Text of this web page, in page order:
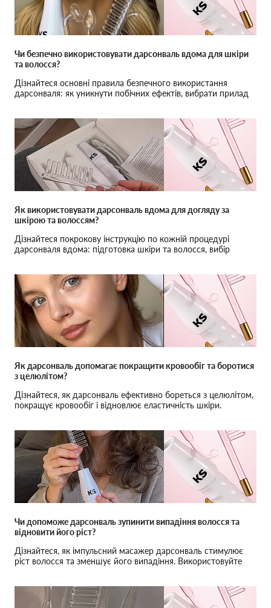
Чи безпечно використовувати дарсонваль вдома для шкіри
та волосся?
Дізнайтеся основні правила безпечного використання
дарсонваля: як уникнути побічних ефектів, вибрати прилад
Як використовувати дарсонваль вдома для догляду за
шкірою та волоссям?
Дізнайтеся покрокову інструкцію по кожній процедурі
дарсонваля вдома: підготовка шкіри та волосся, вибір
Як дарсонваль допомагає покращити кровообіг та боротися
з целюлітом?
Дізнайтеся, як дарсонваль ефективно бореться з целюлітом,
покращує кровообіг і відновлює еластичність шкіри.
Чи допоможе дарсонваль зупинити випадіння волосся та
відновити його ріст?
Дізнайтеся, як імпульсний масажер дарсонваль стимулює
ріст волосся та зменшує його випадіння. Використовуйте